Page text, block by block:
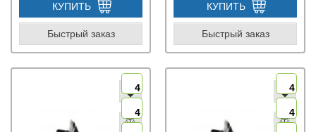
КУПИТЬ
Быстрый заказ
КУПИТЬ
Быстрый заказ
4
4
4
4